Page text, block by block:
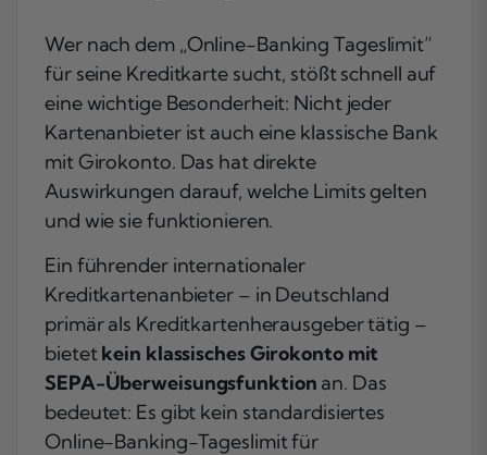
Wer nach dem „Online-Banking Tageslimit“
für seine Kreditkarte sucht, stößt schnell auf
eine wichtige Besonderheit: Nicht jeder
Kartenanbieter ist auch eine klassische Bank
mit Girokonto. Das hat direkte
Auswirkungen darauf, welche Limits gelten
und wie sie funktionieren.
Ein führender internationaler
Kreditkartenanbieter – in Deutschland
primär als Kreditkartenherausgeber tätig –
bietet kein klassisches Girokonto mit
SEPA-Überweisungsfunktion an. Das
bedeutet: Es gibt kein standardisiertes
Online-Banking-Tageslimit für